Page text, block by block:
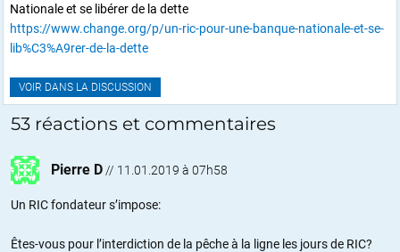
Nationale et se libérer de la dette
https://www.change.org/p/un-ric-pour-une-banque-nationale-et-se-
lib%C3%A9rer-de-la-dette
VOIR DANS LA DISCUSSION
53 réactions et commentaires
Pierre D // 11.01.2019 à 07h58
Un RIC fondateur s’impose:
Êtes-vous pour l’interdiction de la pêche à la ligne les jours de RIC?